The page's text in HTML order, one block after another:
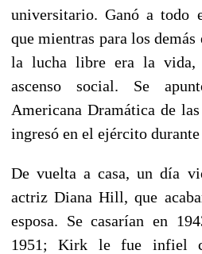
universitario. Ganó a todo
que mientras para los demás
la lucha libre era la vida,
ascenso social. Se
Americana Dramática de
ingresó en el ejército
De vuelta a casa, un día
actriz Diana Hill, que
esposa. Se casarían en
1951; Kirk le fue infiel